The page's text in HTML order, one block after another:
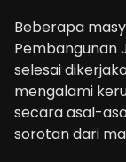
Beberapa
Pembangunan
selesai
mengalami
secara asal-
sorotan dari